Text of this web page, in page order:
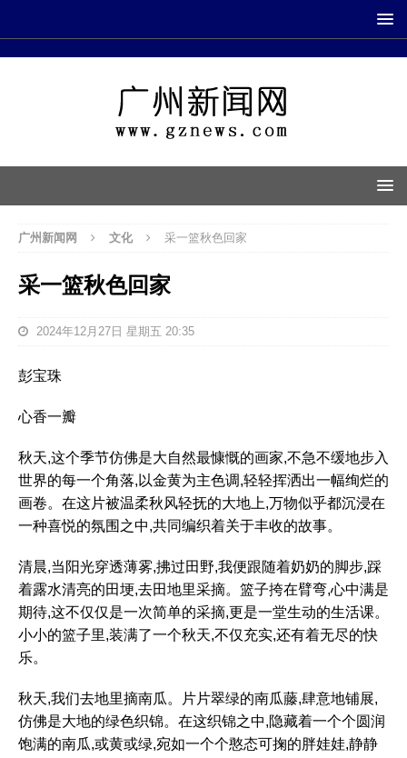
广州新闻网 文化 采一篮秋色回家
采一篮秋色回家
2024年12月27日 星期五 20:35
彭宝珠
心香一瓣
秋天,这个季节仿佛是大自然最慷慨的画家,不急不缓地步入
世界的每一个角落,以金黄为主色调,轻轻挥洒出一幅绚烂的
画卷。在这片被温柔秋风轻抚的大地上,万物似乎都沉浸在
一种喜悦的氛围之中,共同编织着关于丰收的故事。
清晨,当阳光穿透薄雾,拂过田野,我便跟随着奶奶的脚步,踩
着露水清亮的田埂,去田地里采摘。篮子挎在臂弯,心中满是
期待,这不仅仅是一次简单的采摘,更是一堂生动的生活课。
小小的篮子里,装满了一个秋天,不仅充实,还有着无尽的快
乐。
秋天,我们去地里摘南瓜。片片翠绿的南瓜藤,肆意地铺展,
仿佛是大地的绿色织锦。在这织锦之中,隐藏着一个个圆润
饱满的南瓜,或黄或绿,宛如一个个憨态可掬的胖娃娃,静静